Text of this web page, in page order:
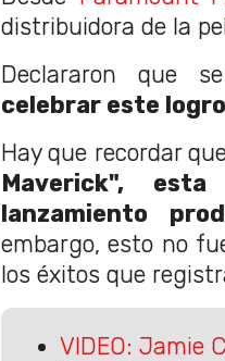
distribuidora de la
Declararon que
celebrar este
Hay que recordar
Maverick",
lanzamiento
embargo, esto no
los éxitos que
VIDEO: Jamie